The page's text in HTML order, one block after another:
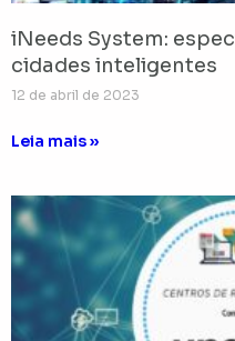
iNeeds System:
cidades inteligentes
12 de abril de 2023
Leia mais »